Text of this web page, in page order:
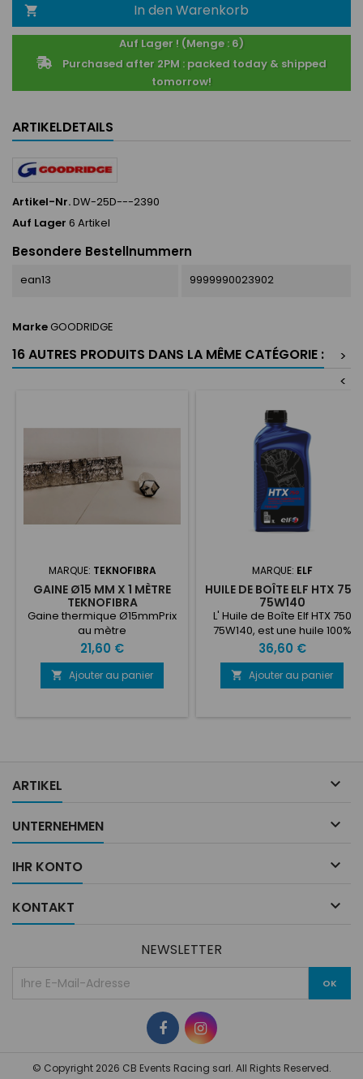
 In den Warenkorb
Auf Lager ! (Menge : 6)
Purchased after 2PM : packed today & shipped
tomorrow!
ARTIKELDETAILS
Artikel-Nr.DW-25D---2390
Auf Lager 6 Artikel
Besondere Bestellnummern
ean13 9999990023902
MarkeGOODRIDGE
16 AUTRES PRODUITS DANS LA MÊME CATÉGORIE :
>
<
MARQUE: TEKNOFIBRA
GAINE Ø15 MM X 1 MÈTRE
TEKNOFIBRA
Gaine thermique Ø15mmPrix
au mètre
Prix
21,60 €
 Ajouter au panier
MARQUE: ELF
HUILE DE BOÎTE ELF HTX 750
75W140
L' Huile de Boîte Elf HTX 750
75W140, est une huile 100%
synthétique spécialement
formulée pour la lubrification
des véhicules de
compétition.
Prix
36,60 €
 Ajouter au panier
ARTIKEL 
UNTERNEHMEN 
IHR KONTO 
KONTAKT 
NEWSLETTER
© Copyright 2026 CB Events Racing sarl. All Rights Reserved.